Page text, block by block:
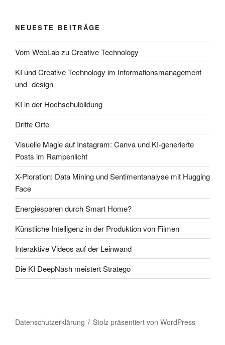
NEUESTE BEITRÄGE
Vom WebLab zu Creative Technology
KI und Creative Technology im Informationsmanagement
und -design
KI in der Hochschulbildung
Dritte Orte
Visuelle Magie auf Instagram: Canva und KI-generierte
Posts im Rampenlicht
X-Ploration: Data Mining und Sentimentanalyse mit Hugging
Face
Energiesparen durch Smart Home?
Künstliche Intelligenz in der Produktion von Filmen
Interaktive Videos auf der Leinwand
Die KI DeepNash meistert Stratego
Datenschutzerklärung Stolz präsentiert von WordPress